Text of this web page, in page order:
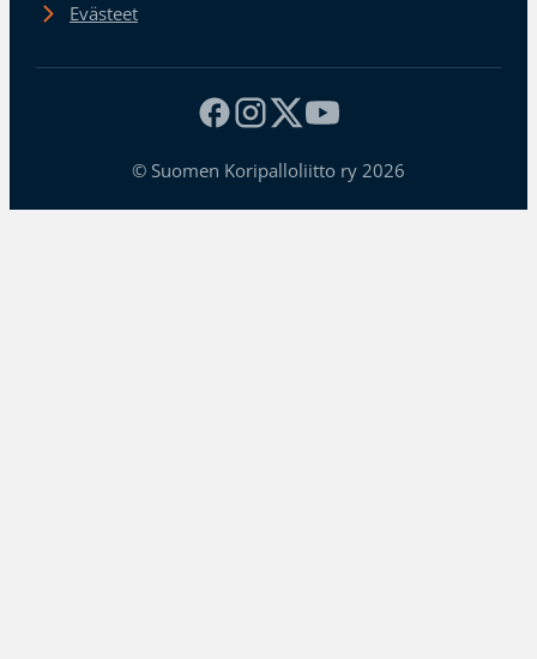
Evästeet
© Suomen Koripalloliitto ry 2026